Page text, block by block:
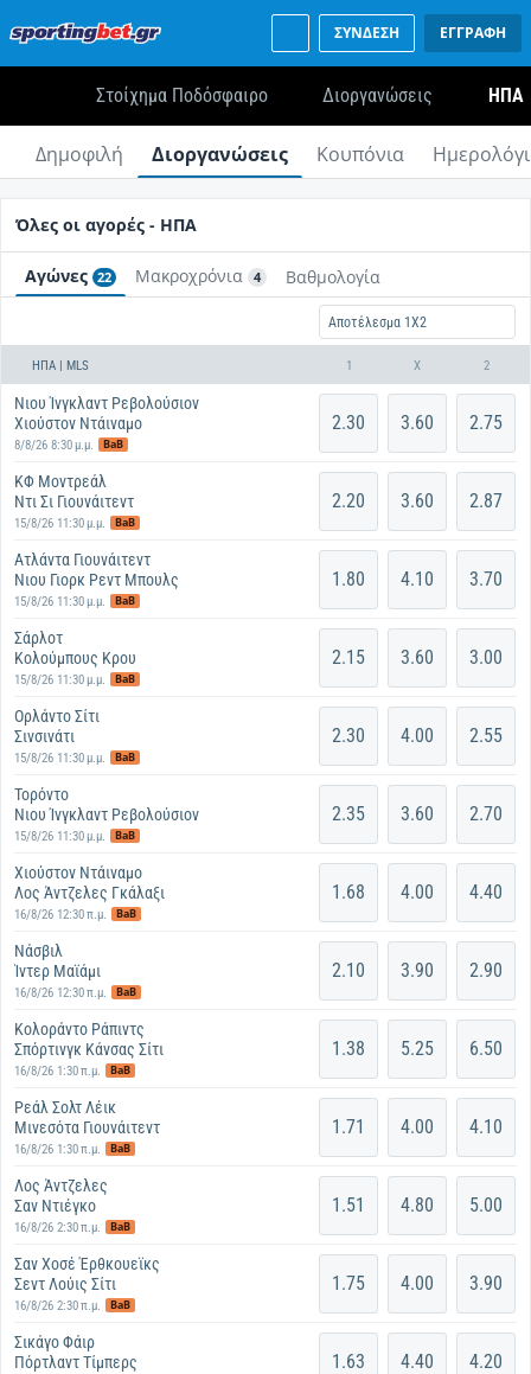
ΣΥΝΔΕΣΗ ΕΓΓΡΑΦΗ
Στοίχημα Ποδόσφαιρο Διοργανώσεις ΗΠΑ
Δημοφιλή Διοργανώσεις Κουπόνια
Όλες οι αγορές - ΗΠΑ
Αγώνες 22 Μακροχρόνια 4 Βαθμολογία
Αποτέλεσμα 1X2
ΗΠΑ | MLS 1 X 2
Νιου Ίνγκλαντ Ρεβολούσιον
Χιούστον Ντάιναμο
8/8/26 8:30 μ.μ. BaB
2.30 3.60 2.75
ΚΦ Μοντρεάλ
Ντι Σι Γιουνάιτεντ
15/8/26 11:30 μ.μ. BaB
2.20 3.60 2.87
Ατλάντα Γιουνάιτεντ
Νιου Γιορκ Ρεντ Μπουλς
15/8/26 11:30 μ.μ. BaB
1.80 4.10 3.70
Σάρλοτ
Κολούμπους Κρου
15/8/26 11:30 μ.μ. BaB
2.15 3.60 3.00
Ορλάντο Σίτι
Σινσινάτι
15/8/26 11:30 μ.μ. BaB
2.30 4.00 2.55
Τορόντο
Νιου Ίνγκλαντ Ρεβολούσιον
15/8/26 11:30 μ.μ. BaB
2.35 3.60 2.70
Χιούστον Ντάιναμο
Λος Άντζελες Γκάλαξι
16/8/26 12:30 π.μ. BaB
1.68 4.00 4.40
Νάσβιλ
Ίντερ Μαϊάμι
16/8/26 12:30 π.μ. BaB
2.10 3.90 2.90
Κολοράντο Ράπιντς
Σπόρτινγκ Κάνσας Σίτι
16/8/26 1:30 π.μ. BaB
1.38 5.25 6.50
Ρεάλ Σολτ Λέικ
Μινεσότα Γιουνάιτεντ
16/8/26 1:30 π.μ. BaB
1.71 4.00 4.10
Λος Άντζελες
Σαν Ντιέγκο
16/8/26 2:30 π.μ. BaB
1.51 4.80 5.00
Σαν Χoσέ Έρθκουεϊκς
Σεντ Λούις Σίτι
16/8/26 2:30 π.μ. BaB
1.75 4.00 3.90
Σικάγο Φάιρ
Πόρτλαντ Τίμπερς
1.63 4.40 4.20